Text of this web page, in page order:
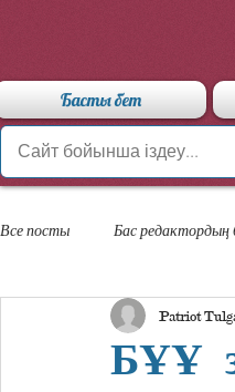
Басты бет
Все посты Бас редактордың
«Арыстан»
БҰҰ
Patriot